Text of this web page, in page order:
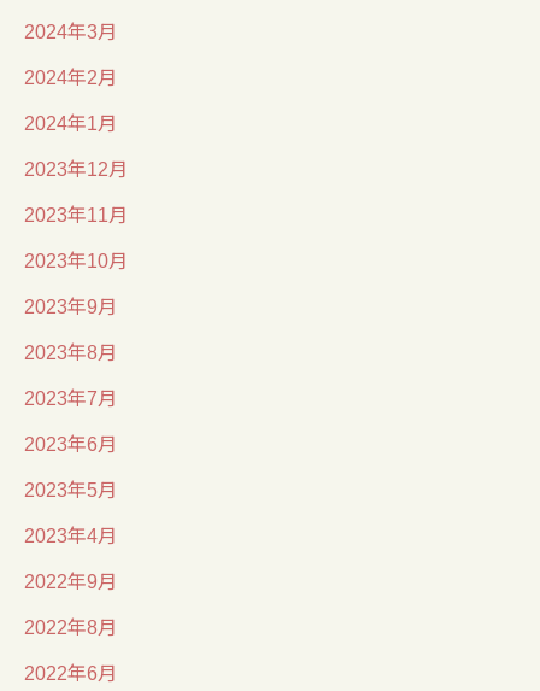
2024年3月
2024年2月
2024年1月
2023年12月
2023年11月
2023年10月
2023年9月
2023年8月
2023年7月
2023年6月
2023年5月
2023年4月
2022年9月
2022年8月
2022年6月